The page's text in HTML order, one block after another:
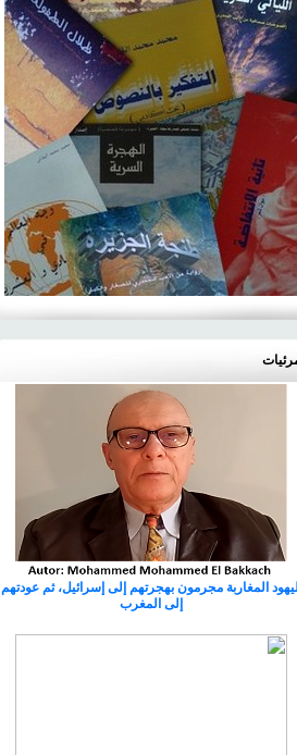
اليهود المغاربة مجرمون بهجرتهم إلى إسرائيل، ثم عودتهم
إلى المغرب